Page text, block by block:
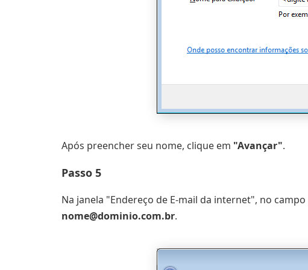
Após preencher seu nome, clique em "Avançar".
Passo 5
Na janela "Endereço de E-mail da internet", no campo
nome@dominio.com.br.